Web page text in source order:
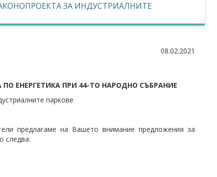
ЗА ИНДУСТРИАЛНИТЕ
08.02.2021
ЕНЕРГЕТИКА ПРИ 44-ТО НАРОДНО СЪБРАНИЕ
паркове
предлагаме на Вашето внимание предложения за
следва: